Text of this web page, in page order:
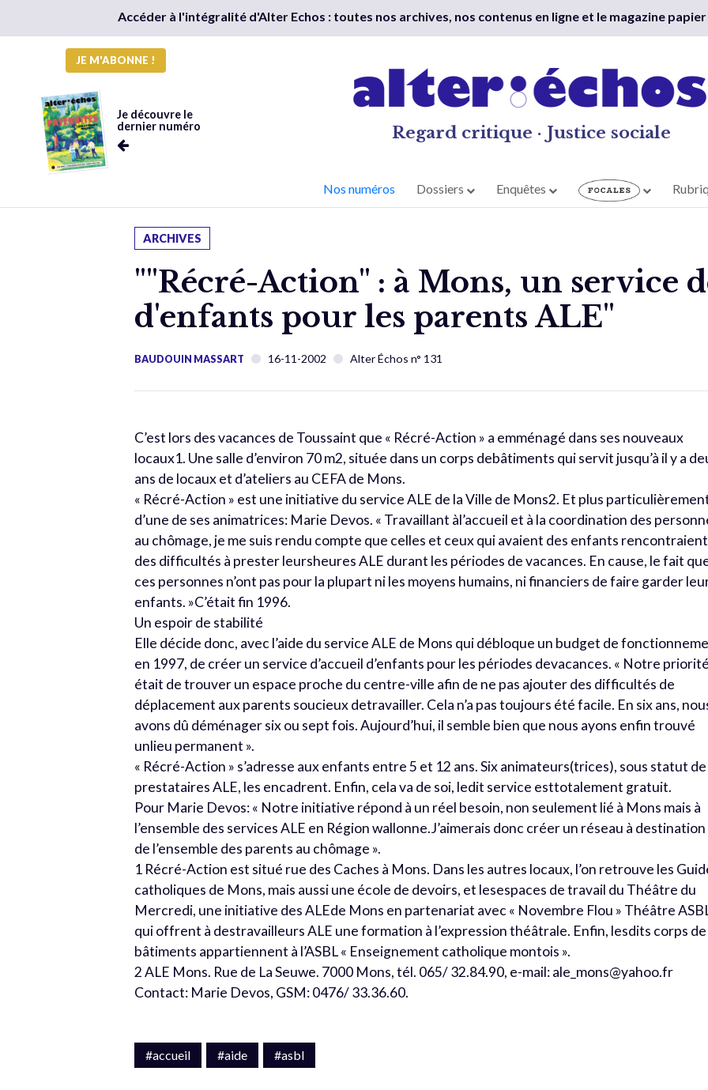
Accéder à l'intégralité d'Alter Echos : toutes nos archives, nos contenus en ligne et le magazine papier
JE M'ABONNE !
Je découvre le
dernier numéro
Regard critique · Justice sociale
Nos numéros Dossiers Enquêtes
ARCHIVES
""Récré-Action" : à Mons, un service
d'enfants pour les parents ALE"
BAUDOUIN MASSART 16-11-2002 Alter Échos n° 131
C’est lors des vacances de Toussaint que « Récré-Action » a emménagé dans ses nouveaux
locaux1. Une salle d’environ 70 m2, située dans un corps debâtiments qui servit jusqu’à il y a
ans de locaux et d’ateliers au CEFA de Mons.
« Récré-Action » est une initiative du service ALE de la Ville de Mons2. Et plus
d’une de ses animatrices: Marie Devos. « Travaillant àl’accueil et à la coordination des
au chômage, je me suis rendu compte que celles et ceux qui avaient des enfants rencontraient
des difficultés à prester leursheures ALE durant les périodes de vacances. En cause, le fait
ces personnes n’ont pas pour la plupart ni les moyens humains, ni financiers de faire garder
enfants. »C’était fin 1996.
Un espoir de stabilité
Elle décide donc, avec l’aide du service ALE de Mons qui débloque un budget de
en 1997, de créer un service d’accueil d’enfants pour les périodes devacances. « Notre priorité
était de trouver un espace proche du centre-ville afin de ne pas ajouter des difficultés de
déplacement aux parents soucieux detravailler. Cela n’a pas toujours été facile. En six ans,
avons dû déménager six ou sept fois. Aujourd’hui, il semble bien que nous ayons enfin trouvé
unlieu permanent ».
« Récré-Action » s’adresse aux enfants entre 5 et 12 ans. Six animateurs(trices), sous statut de
prestataires ALE, les encadrent. Enfin, cela va de soi, ledit service esttotalement gratuit.
Pour Marie Devos: « Notre initiative répond à un réel besoin, non seulement lié à Mons mais à
l’ensemble des services ALE en Région wallonne.J’aimerais donc créer un réseau à destination
de l’ensemble des parents au chômage ».
1 Récré-Action est situé rue des Caches à Mons. Dans les autres locaux, l’on retrouve les
catholiques de Mons, mais aussi une école de devoirs, et lesespaces de travail du Théâtre du
Mercredi, une initiative des ALEde Mons en partenariat avec « Novembre Flou » Théâtre
qui offrent à destravailleurs ALE une formation à l’expression théâtrale. Enfin, lesdits corps de
bâtiments appartiennent à l’ASBL « Enseignement catholique montois ».
2 ALE Mons. Rue de La Seuwe. 7000 Mons, tél. 065/ 32.84.90, e-mail: ale_mons@yahoo.fr
Contact: Marie Devos, GSM: 0476/ 33.36.60.
#accueil #aide #asbl